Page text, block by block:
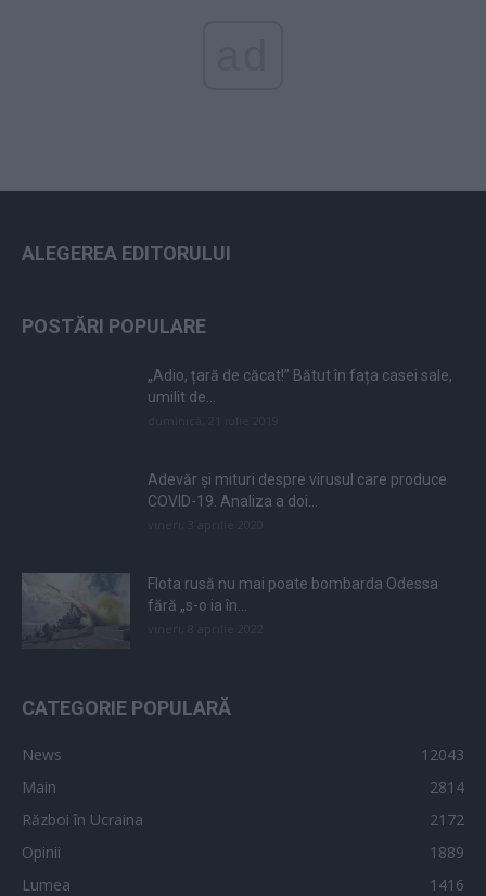
ALEGEREA EDITORULUI
POSTĂRI POPULARE
„Adio, țară de căcat!” Bătut în fața casei sale,
umilit de...
Adevăr și mituri despre virusul care produce
COVID-19. Analiza a doi...
Flota rusă nu mai poate bombarda Odessa
fără „s-o ia în...
CATEGORIE POPULARĂ
News
12043
Main
2814
Război în Ucraina
2172
Opinii
1889
Lumea
1416